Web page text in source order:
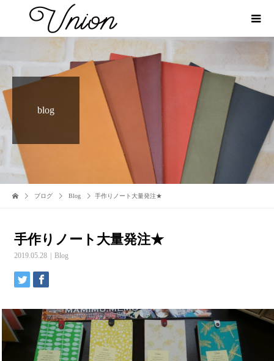
blog
ブログ Blog 手作りノート大量発注★
手作りノート大量発注★
2019.05.28 Blog